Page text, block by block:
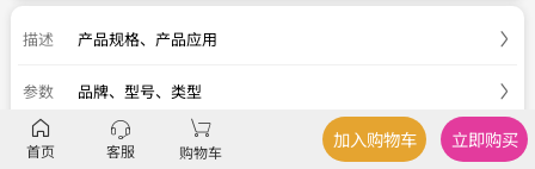
描述 产品规格、 产品应用
参数 品牌、型号、类型
服务 官方正品 关于税费、 七天退换
首页 客服 购物车
加入购物车 立即购买